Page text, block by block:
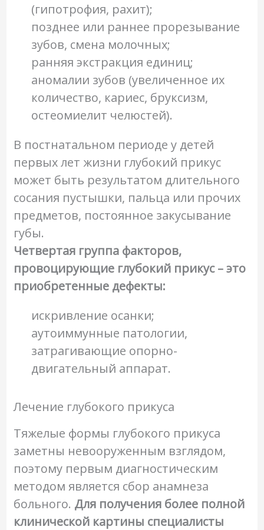
(гипотрофия, рахит);
позднее или раннее прорезывание
зубов, смена молочных;
ранняя экстракция единиц;
аномалии зубов (увеличенное их
количество, кариес, бруксизм,
остеомиелит челюстей).
В постнатальном периоде у детей
первых лет жизни глубокий прикус
может быть результатом длительного
сосания пустышки, пальца или прочих
предметов, постоянное закусывание
губы.
Четвертая группа факторов,
провоцирующие глубокий прикус – это
приобретенные дефекты:
искривление осанки;
аутоиммунные патологии,
затрагивающие опорно-
двигательный аппарат.
Лечение глубокого прикуса
Тяжелые формы глубокого прикуса
заметны невооруженным взглядом,
поэтому первым диагностическим
методом является сбор анамнеза
больного. Для получения более полной
клинической картины специалисты